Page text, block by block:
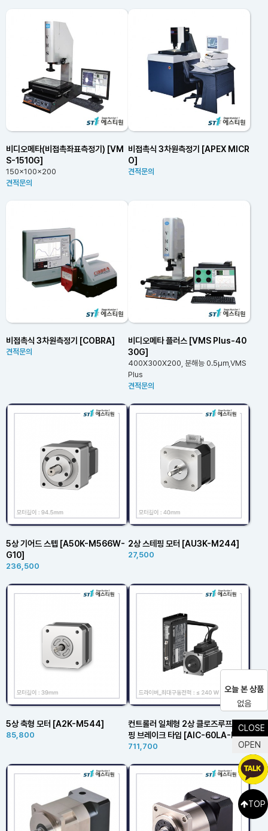
비디오메타(비접촉좌표측정기) [VM
S-1510G]
150x100x200
견적문의
비접촉식 3차원측정기 [APEX MICR
O]
견적문의
비접촉식 3차원측정기 [COBRA]
견적문의
비디오메타 플러스 [VMS Plus-40
30G]
400X300X200, 분해능 0.5㎛,VMS
Plus
견적문의
5상 기어드 스텝 [A50K-M566W-
G10]
236,500
2상 스테핑 모터 [AU3K-M244]
27,500
5상 축형 모터 [A2K-M544]
85,800
컨트롤러 일체형 2상 클로즈루프 스테
핑 브레이크 타입 [AIC-60LA-B]
711,700
CLOSE
OPEN
오늘 본 상품
없음
TOP